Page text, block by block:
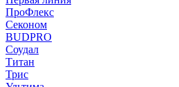
ПроФлекс
Секоном
BUDPRO
Соудал
Титан
Трис